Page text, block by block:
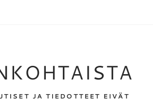
JA TIEDOTTEET EIVÄT
SEURAVAATTEET
HALLIVUOROT
LÖYTÖKIEKOT
YHTEYSTIEDOT